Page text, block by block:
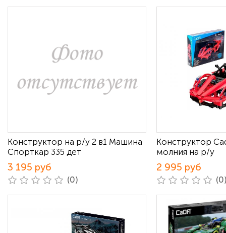
Конструктор на р/у 2 в1 Машина
Спорткар 335 дет
3 195 руб
(0)
Конструктор
молния на р/у
2 995 руб